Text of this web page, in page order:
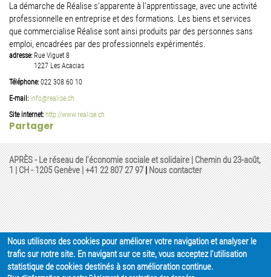
La démarche de Réalise s'apparente à l'apprentissage, avec une activité
professionnelle en entreprise et des formations. Les biens et services
que commercialise Réalise sont ainsi produits par des personnes sans
emploi, encadrées par des professionnels expérimentés.
adresse: Rue Viguet 8
1227 Les Acacias
Téléphone:022 308 60 10
E-mail: info@realise.ch
Site internet: http://www.realise.ch
Partager
APRÈS - Le réseau de l'économie sociale et solidaire | Chemin du 23-août,
1 | CH - 1205 Genève |+41 22 807 27 97|Nous contacter
Nous utilisons des cookies pour améliorer votre navigation et analyser le
trafic sur notre site. En navigant sur ce site, vous acceptez l'utilisation
statistique de cookies destinés à son amélioration continue.